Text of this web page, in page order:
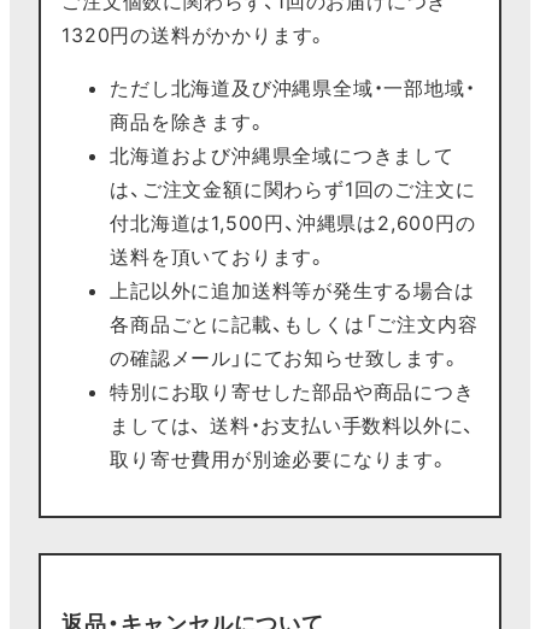
1320円の送料がかかります。
ただし北海道及び沖縄県全域・一部地域・
商品を除きます。
北海道および沖縄県全域につきまして
は、ご注文金額に関わらず1回のご注文に
付北海道は1,500円、沖縄県は2,600円の
送料を頂いております。
上記以外に追加送料等が発生する場合は
各商品ごとに記載、もしくは「ご注文内容
の確認メール」にてお知らせ致します。
特別にお取り寄せした部品や商品につき
ましては、 送料・お支払い手数料以外に、
取り寄せ費用が別途必要になります。
返品・キャンセルについて